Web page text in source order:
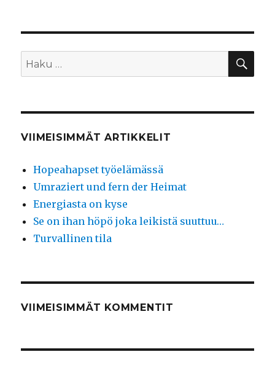
Etsi:
VIIMEISIMMÄT ARTIKKELIT
Hopeahapset työelämässä
Umraziert und fern der Heimat
Energiasta on kyse
Se on ihan höpö joka leikistä suuttuu…
Turvallinen tila
VIIMEISIMMÄT KOMMENTIT